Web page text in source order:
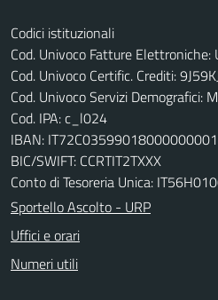
Codici istituzionali
Cod. Univoco Fatture Elettroniche:
Cod. Univoco Certific. Crediti:
Cod. Univoco Servizi Demografici:
Cod. IPA: c_l024
IBAN:
BIC/SWIFT: CCRTIT2TXXX
Conto di Tesoreria Unica:
Sportello Ascolto - URP
Uffici e orari
Numeri utili